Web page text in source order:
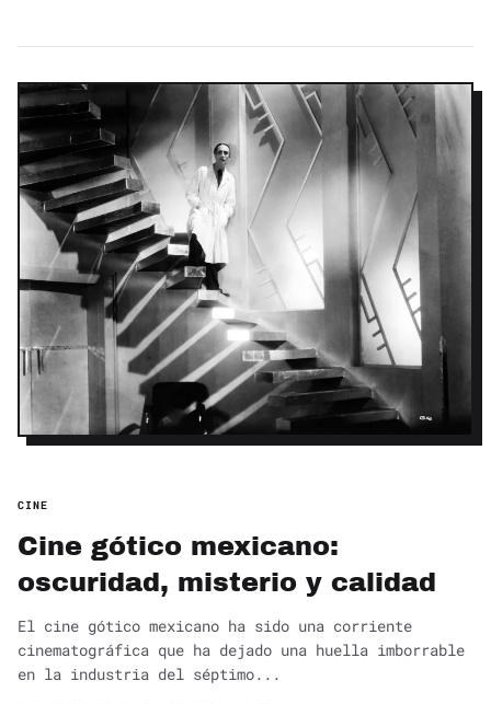
CINE
Cine gótico mexicano:
oscuridad, misterio y calidad
El cine gótico mexicano ha sido una corriente
cinematográfica que ha dejado una huella imborrable
en la industria del séptimo...